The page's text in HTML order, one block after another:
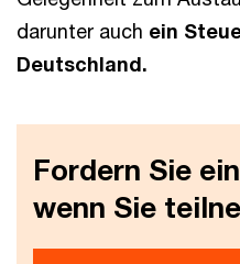
darunter auch ein
Deutschland.
Fordern Sie
wenn Sie